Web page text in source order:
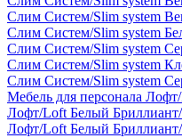
Слим Систем/Slim system
Слим Систем/Slim system
Слим Систем/Slim system
Слим Систем/Slim system
Слим Систем/Slim system
Мебель для персонала
Лофт/Loft Белый
Лофт/Loft Белый